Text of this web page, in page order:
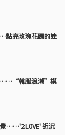
點亮玫瑰花園的娃
……“韓服浪潮”模
覺……'2:L0VE' 近況